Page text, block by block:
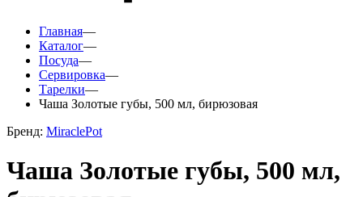
Главная—
Каталог—
Посуда—
Сервировка—
Тарелки—
Чаша Золотые губы, 500 мл, бирюзовая
Бренд: MiraclePot
Чаша Золотые губы, 500 мл,